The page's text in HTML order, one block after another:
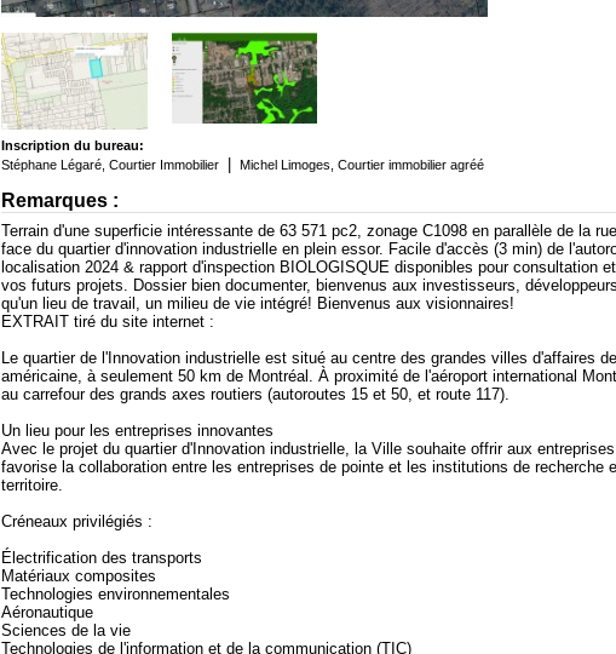
Inscription du bureau:
Stéphane Légaré, Courtier Immobilier
Michel Limoges, Courtier immobilier agréé
Remarques :
Terrain d'une superficie intéressante de 63 571 pc2, zonage C1098 en parallèle de la
face du quartier d'innovation industrielle en plein essor. Facile d'accès (3 min) de
localisation 2024 & rapport d'inspection BIOLOGISQUE disponibles pour consultation
vos futurs projets. Dossier bien documenter, bienvenus aux investisseurs,
qu'un lieu de travail, un milieu de vie intégré! Bienvenus aux visionnaires!
EXTRAIT tiré du site internet :
Le quartier de l'Innovation industrielle est situé au centre des grandes villes d'affaires
américaine, à seulement 50 km de Montréal. À proximité de l'aéroport international
au carrefour des grands axes routiers (autoroutes 15 et 50, et route 117).
Un lieu pour les entreprises innovantes
Avec le projet du quartier d'Innovation industrielle, la Ville souhaite offrir aux
favorise la collaboration entre les entreprises de pointe et les institutions de recherche
territoire.
Créneaux privilégiés :
Électrification des transports
Matériaux composites
Technologies environnementales
Aéronautique
Sciences de la vie
Technologies de l'information et de la communication (TIC)